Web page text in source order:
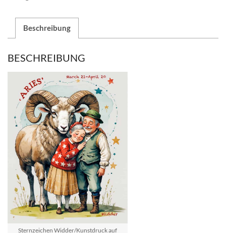
Beschreibung
BESCHREIBUNG
Sternzeichen Widder/Kunstdruck auf